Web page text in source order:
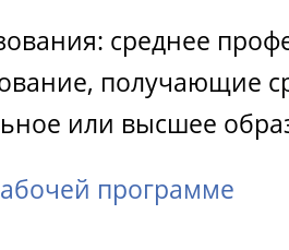
среднее
получающие
или высшее
программе